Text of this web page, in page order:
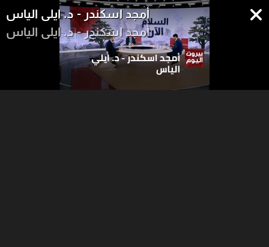
أمجد اسكندر - د. ايلي الياس
أمجد اسكندر - د. ايلي الياس